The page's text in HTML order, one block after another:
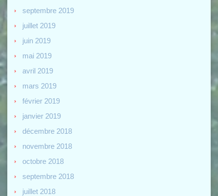
septembre 2019
juillet 2019
juin 2019
mai 2019
avril 2019
mars 2019
février 2019
janvier 2019
décembre 2018
novembre 2018
octobre 2018
septembre 2018
juillet 2018